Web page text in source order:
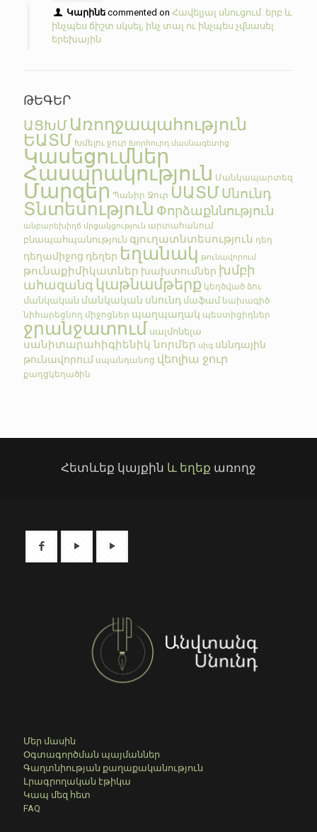
Կարինե commented onՀավելյալ սնուցում. երբ և
ինչպես ճիշտ սկսել, ինչ տալ ու ինչպես չվնասել
երեխային
ԹԵԳԵՐ
ԱՑԽՄ Առողջապահություն
ԵԱՏՄ Խմելու ջուր Խորհուրդ մասնագետից
Կասեցումներ
Հասարակություն Մանկապարտեզ
Մարզեր Պանիր Ջուր ՍԱՏՄՍնունդ
Տնտեսություն Փորձաքննություն
անբարեխիղճ մրցակցություն արտահանում
բնապահպանություն գյուղատնտեսություն դեղ
դեղամիջոց դեղեր եղանակ թունավորում
թունաքիմիկատներ խախտումներ խմբի
ահազանգկաթնամթերք կեղծված ձու
մանկական մանկական սնունդ մաֆամ նախագիծ
նիհարեցնող միջոցներ պաղպաղակ պեստիցիդներ
ջրանջատում սալմոնելա
սանիտարահիգիենիկ նորմեր սիգ սննդային
թունավորում սպանդանոց վեոլիա ջուր
քաղցկեղածին
Հետևեք կայքին և եղեք առողջ
Մեր մասին
Օգտագործման պայմաններ
Գաղտնիության քաղաքականություն
Լրագրողական էթիկա
Կապ մեզ հետ
FAQ